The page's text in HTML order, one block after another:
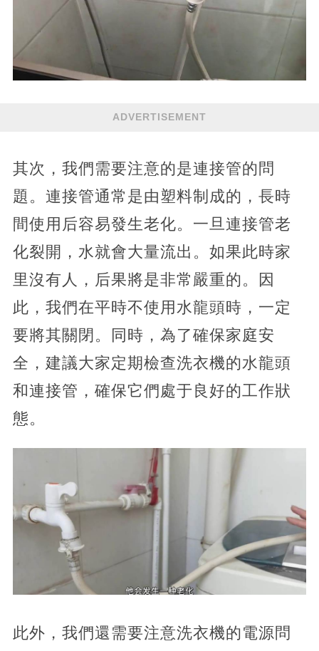
ADVERTISEMENT
其次，我們需要注意的是連接管的問
題。連接管通常是由塑料制成的，長時
間使用后容易發生老化。一旦連接管老
化裂開，水就會大量流出。如果此時家
里沒有人，后果將是非常嚴重的。因
此，我們在平時不使用水龍頭時，一定
要將其關閉。同時，為了確保家庭安
全，建議大家定期檢查洗衣機的水龍頭
和連接管，確保它們處于良好的工作狀
態。
此外，我們還需要注意洗衣機的電源問